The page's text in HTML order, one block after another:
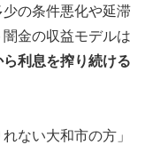
の条件悪化や延滞
金の収益モデルは
ら利息を搾り続ける
ない大和市の方」